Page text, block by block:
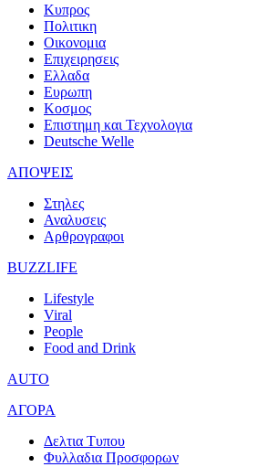
Κυπρος
Πολιτικη
Οικονομια
Επιχειρησεις
Ελλαδα
Ευρωπη
Κοσμος
Επιστημη και Τεχνολογια
Deutsche Welle
ΑΠΟΨΕΙΣ
Στηλες
Αναλυσεις
Αρθρογραφοι
BUZZLIFE
Lifestyle
Viral
People
Food and Drink
AUTO
ΑΓΟΡΑ
Δελτια Τυπου
Φυλλαδια Προσφορων